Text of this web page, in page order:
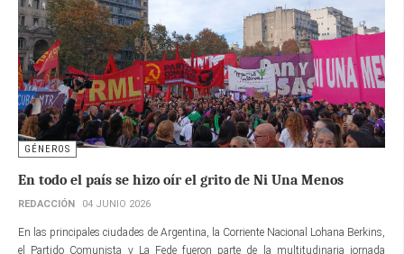
GÉNEROS
En todo el país se hizo oír el grito de Ni Una Menos
REDACCIÓN 04 JUNIO 2026
En las principales ciudades de Argentina, la Corriente Nacional Lohana Berkins,
el Partido Comunista y La Fede fueron parte de la multitudinaria jornada